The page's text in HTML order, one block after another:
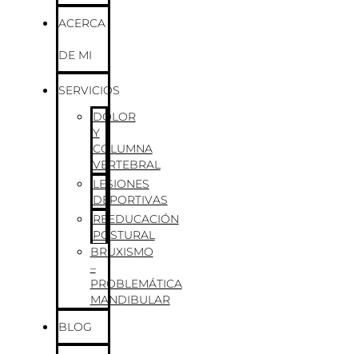
ACERCA
DE MI
SERVICIOS
DOLOR
Y
COLUMNA
VERTEBRAL
LESIONES
DEPORTIVAS
REEDUCACIÓN
POSTURAL
BRUXISMO
–
PROBLEMÁTICA
MANDIBULAR
BLOG